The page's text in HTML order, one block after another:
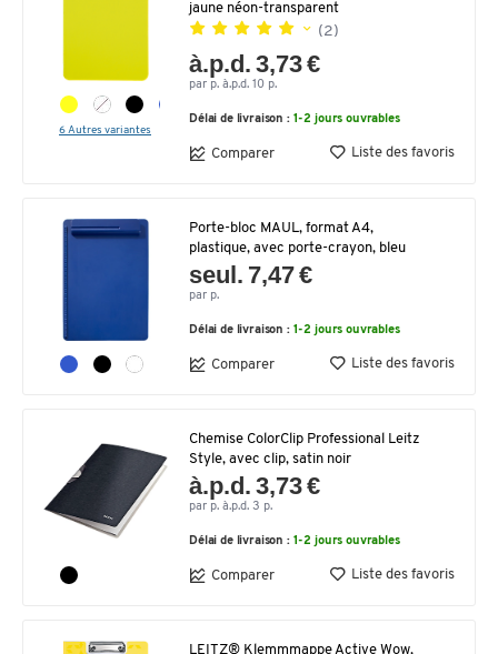
6 Autres variantes
jaune néon-transparent
(2)
à.p.d. 3,73 €
par p. à.p.d. 10 p.
Délai de livraison : 1-2 jours ouvrables
Comparer Liste des favoris
Porte-bloc MAUL, format A4,
plastique, avec porte-crayon, bleu
seul. 7,47 €
par p.
Délai de livraison : 1-2 jours ouvrables
Comparer Liste des favoris
Chemise ColorClip Professional Leitz
Style, avec clip, satin noir
à.p.d. 3,73 €
par p. à.p.d. 3 p.
Délai de livraison : 1-2 jours ouvrables
Comparer Liste des favoris
LEITZ® Klemmmappe Active Wow,